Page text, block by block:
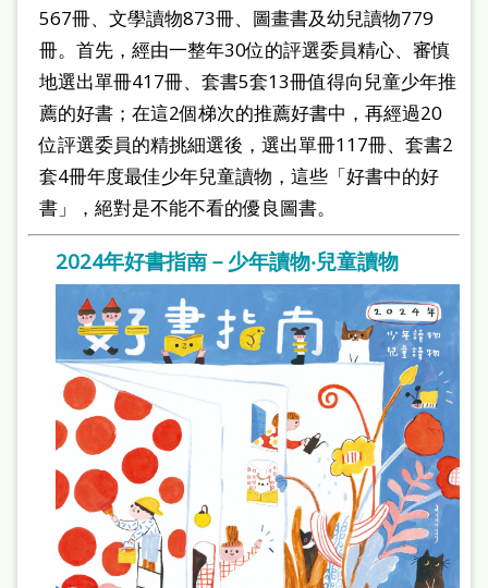
圖
網
站
導
覽
閱
567冊、文學讀物873冊、圖畫書及幼兒讀物779
冊。首先，經由一整年30位的評選委員精心、審慎
地選出單冊417冊、套書5套13冊值得向兒童少年推
薦的好書；在這2個梯次的推薦好書中，再經過20
位評選委員的精挑細選後，選出單冊117冊、套書2
套4冊年度最佳少年兒童讀物，這些「好書中的好
書」，絕對是不能不看的優良圖書。
2024年好書指南－少年讀物‧兒童讀物